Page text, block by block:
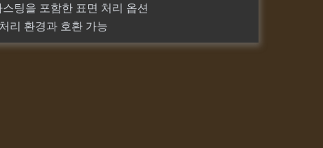
팅을 포함한 표면 처리 옵션
리 환경과 호환 가능